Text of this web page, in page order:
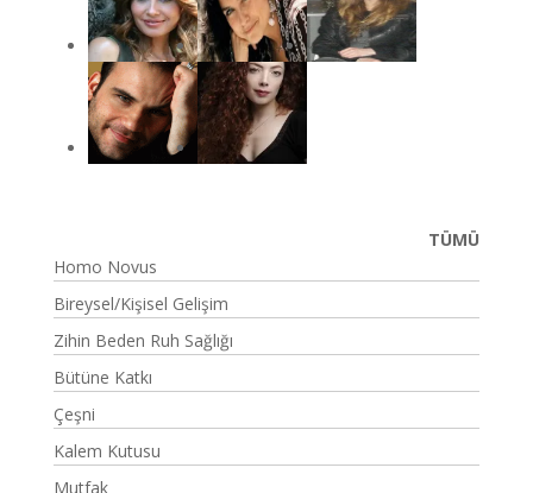
TÜMÜ
Homo Novus
Bireysel/Kişisel Gelişim
Zihin Beden Ruh Sağlığı
Bütüne Katkı
Çeşni
Kalem Kutusu
Mutfak